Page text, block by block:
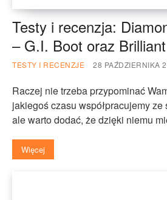
Testy i recenzja:
– G.I. Boot oraz
TESTY I RECENZJE 28 PAŹDZIERNIKA
Raczej nie trzeba przypominać
jakiegoś czasu współpracujemy
ale warto dodać, że dzięki niemu
Więcej